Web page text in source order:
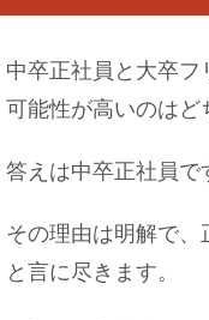
中卒正社員と大卒フ
可能性が高いのはど
答えは中卒正社員で
その理由は明解で
と言に尽きます。